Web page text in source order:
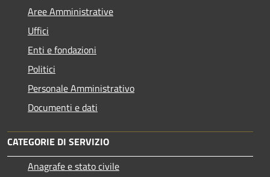
Aree Amministrative
Uffici
Enti e fondazioni
Politici
Personale Amministrativo
Documenti e dati
CATEGORIE DI SERVIZIO
Anagrafe e stato civile